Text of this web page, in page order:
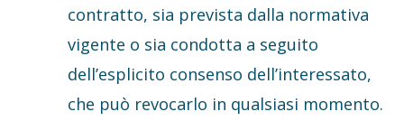
contratto, sia prevista dalla normativa
vigente o sia condotta a seguito
dell’esplicito consenso dell’interessato,
che può revocarlo in qualsiasi momento.